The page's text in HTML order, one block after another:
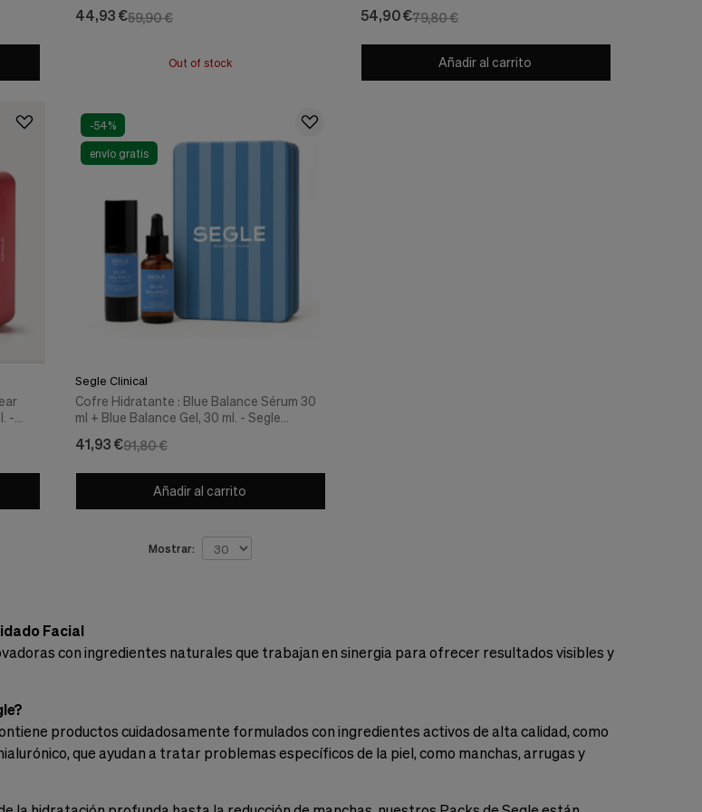
59,90 €
44,93 €
Out of stock
79,80 €
54,90 €
Añadir al carrito
-
-54%
envío gratis
Segle Clinical
Cofre Hidratante : Blue Balance Sérum 30
ml + Blue Balance Gel, 30 ml. - Segle
91,80 €
41,93 €
Añadir al carrito
Mostrar:
Facial
con ingredientes naturales que trabajan en sinergia para ofrecer resultados visibles y
productos cuidadosamente formulados con ingredientes activos de alta calidad, como
que ayudan a tratar problemas específicos de la piel, como manchas, arrugas y